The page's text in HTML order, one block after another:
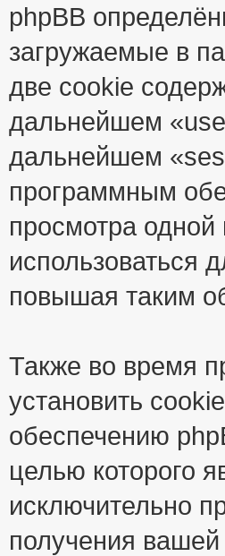
phpBB
загружаемые в
две cookie
дальнейшем
дальнейшем
программным
просмотра
использоваться
повышая таким
Также во время
установить
обеспечению
целью которого
исключительно
получения